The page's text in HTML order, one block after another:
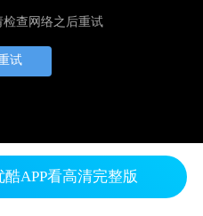
查网络之后重试
试
APP看高清完整版